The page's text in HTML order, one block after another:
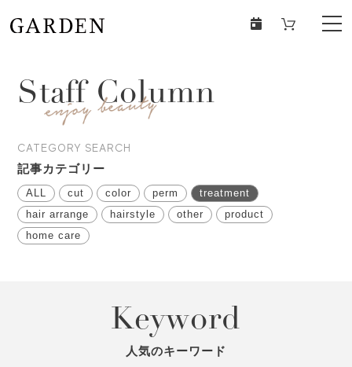
Staff Column
CATEGORY SEARCH
記事カテゴリー
ALL cut color perm
treatment
hair arrange
hairstyle other
product
home care
Keyword
人気のキーワード